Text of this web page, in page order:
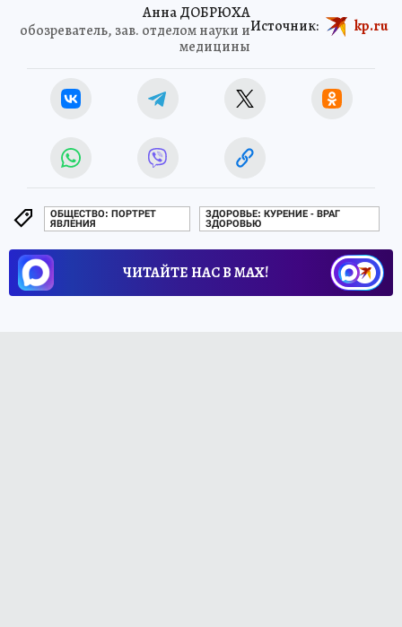
Анна ДОБРЮХА
обозреватель, зав. отделом науки и
медицины
Источник: kp.ru
ОБЩЕСТВО: ПОРТРЕТ
ЯВЛЕНИЯ
ЗДОРОВЬЕ: КУРЕНИЕ - ВРАГ
ЗДОРОВЬЮ
ЧИТАЙТЕ НАС В МАХ!